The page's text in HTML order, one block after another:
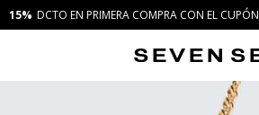
15% DCTO EN PRIMERA COMPRA CON EL CUPÓN